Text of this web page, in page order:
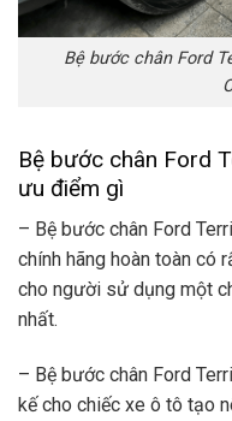
Bệ bước chân Ford
Bệ bước chân Ford
ưu điểm gì
– Bệ bước chân Ford
chính hãng hoàn toàn có
cho người sử dụng một
nhất.
– Bệ bước chân Ford
kế cho chiếc xe ô tô tạo